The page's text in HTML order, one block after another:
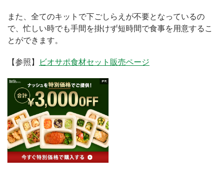
また、全てのキットで下ごしらえが不要となっているの
で、忙しい時でも手間を掛けず短時間で食事を用意するこ
とができます。
【参照】 ビオサポ食材セット販売ページ